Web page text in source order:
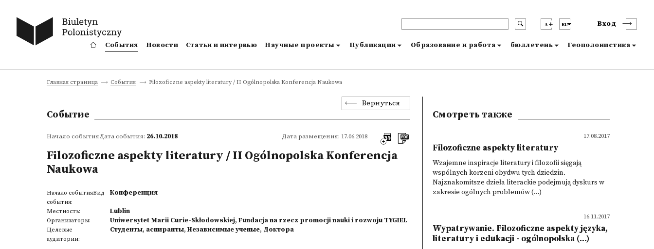
A RU Вход
События Новости Статьи и интервью Научные проекты Публикации Образование и работа бюллетень Геополонистика
Главная страница События Filozoficzne aspekty literatury / II Ogólnopolska Konferencja Naukowa
Вернуться
Событие
Начало событияДата события: 26.10.2018 Дата размещения: 17.06.2018
Filozoficzne aspekty literatury / II Ogólnopolska Konferencja
Naukowa
Начало событияВид
события:
Конференция
Местность: Lublin
Организаторы: Uniwersytet Marii Curie-Skłodowskiej, Fundacja na rzecz promocji nauki i rozwoju TYGIEL
Целевые
аудитории:
Студенты, аспиранты, Независимые ученые, Доктора
Смотреть также
17.08.2017
Filozoficzne aspekty literatury
Wzajemne inspiracje literatury i filozofii sięgają
wspólnych korzeni obydwu tych dziedzin.
Najznakomitsze dzieła literackie podejmują dyskurs w
zakresie ogólnych problemów (...)
16.11.2017
Wypatrywanie. Filozoficzne aspekty języka,
literatury i edukacji - ogólnopolska (...)